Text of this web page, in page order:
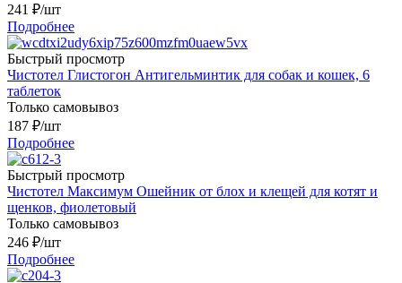
241 ₽/шт
Подробнее
Быстрый просмотр
Чистотел Глистогон Антигельминтик для собак и кошек, 6
таблеток
Только самовывоз
187 ₽/шт
Подробнее
Быстрый просмотр
Чистотел Максимум Ошейник от блох и клещей для котят и
щенков, фиолетовый
Только самовывоз
246 ₽/шт
Подробнее